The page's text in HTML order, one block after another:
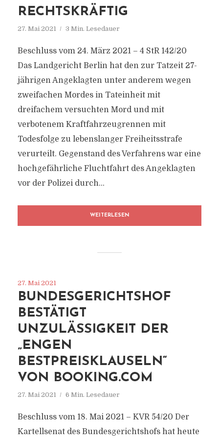
RECHTSKRÄFTIG
27. Mai 2021 3 Min. Lesedauer
Beschluss vom 24. März 2021 – 4 StR 142/20
Das Landgericht Berlin hat den zur Tatzeit 27-
jährigen Angeklagten unter anderem wegen
zweifachen Mordes in Tateinheit mit
dreifachem versuchten Mord und mit
verbotenem Kraftfahrzeugrennen mit
Todesfolge zu lebenslanger Freiheitsstrafe
verurteilt. Gegenstand des Verfahrens war eine
hochgefährliche Fluchtfahrt des Angeklagten
vor der Polizei durch...
WEITERLESEN
27. Mai 2021
BUNDESGERICHTSHOF
BESTÄTIGT
UNZULÄSSIGKEIT DER
„ENGEN
BESTPREISKLAUSELN“
VON BOOKING.COM
27. Mai 2021 6 Min. Lesedauer
Beschluss vom 18. Mai 2021 – KVR 54/20 Der
Kartellsenat des Bundesgerichtshofs hat heute